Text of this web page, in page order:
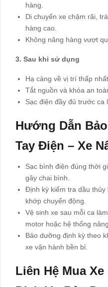
hàng.
Di chuyển xe chậm rãi,
hàng cao.
Không nâng hàng vượt
3. Sau khi sử dụng
Hạ càng về vị trí thấp nhất.
Tắt nguồn và khóa an
Sạc điện đầy đủ trước ca
Hướng Dẫn
Tay Điện – Xe
Sạc bình điện đúng thời
gây chai bình.
Định kỳ kiểm tra dầu
khớp chuyển động.
Vệ sinh xe sau mỗi ca
motor hoặc hệ thống nâng.
Bảo dưỡng định kỳ theo
xe vận hành bền bỉ.
Liên Hệ Mua